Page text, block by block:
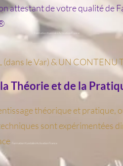
attestant de votre qualité de
Formation Kundalini Activation France
(dans le Var) & UN
Théorie et de la
théorique et pratique,
sont expérimentées
Formation Kundalini Activation France